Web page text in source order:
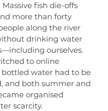
Massive fish die-offs
more than forty
along the river
drinking water
ourselves.
to online
water had to be
and both summer and
organised
scarcity.